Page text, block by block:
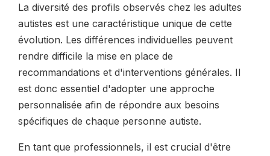
La diversité des profils observés chez les adultes
autistes est une caractéristique unique de cette
évolution. Les différences individuelles peuvent
rendre difficile la mise en place de
recommandations et d'interventions générales. Il
est donc essentiel d'adopter une approche
personnalisée afin de répondre aux besoins
spécifiques de chaque personne autiste.
En tant que professionnels, il est crucial d'être